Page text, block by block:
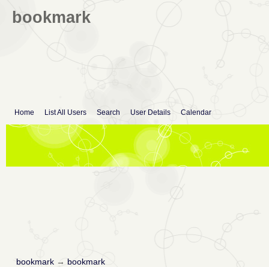
bookmark
Home List All Users Search User Details Calendar
bookmark→ bookmark